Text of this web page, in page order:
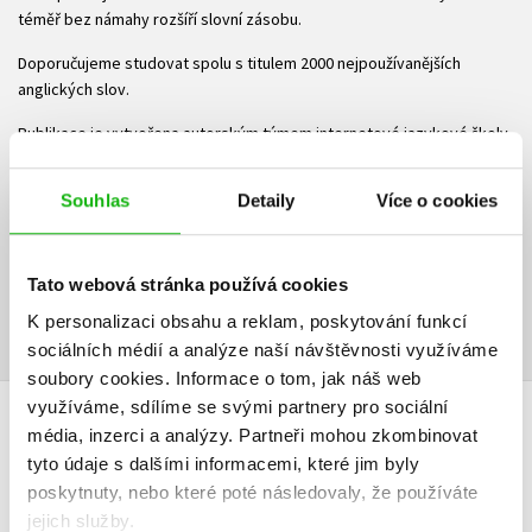
Souhlas Detaily Více o cookies
Tato webová stránka používá cookies
K personalizaci obsahu a reklam, poskytování funkcí
sociálních médií a analýze naší návštěvnosti využíváme
soubory cookies. Informace o tom, jak náš web
využíváme, sdílíme se svými partnery pro sociální
média, inzerci a analýzy. Partneři mohou zkombinovat
tyto údaje s dalšími informacemi, které jim byly
poskytnuty, nebo které poté následovaly, že používáte
jejich služby.
téměř bez námahy rozšíří slovní zásobu.
Doporučujeme studovat spolu s titulem 2000 nejpoužívanějších
anglických slov.
Publikace je vytvořena autorským týmem internetové jazykové školy
Autoři projektu pod vedením Petra Špirka a Karla Jamese Pratera mají
již více než desetileté zkušenosti s výukou angličtiny. Své poznatky
(audio, video, animace, interaktivní cvičení) speciálně určené pro
HODNOCENÍ ČTENÁŘŮ
V současné době nejsou vytvořena žádná uživatelská hodnocení.